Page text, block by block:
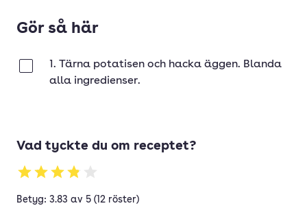
Gör så här
1. Tärna potatisen och hacka äggen. Blanda
alla ingredienser.
Vad tyckte du om receptet?
Betyg: 3.83 av 5 (12 röster)